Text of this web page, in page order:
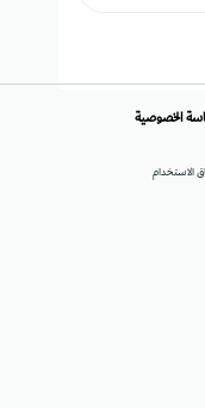
الاستخدام
الخصوصية